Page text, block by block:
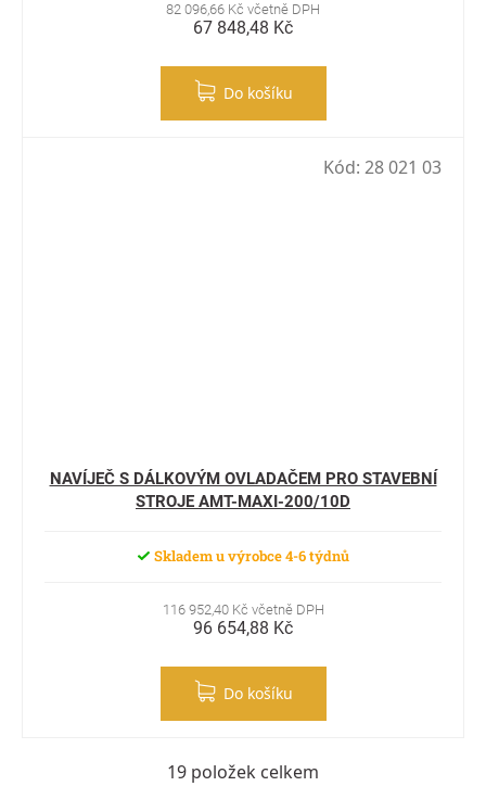
82 096,66 Kč včetně DPH
67 848,48 Kč
Do košíku
NAVÍJEČ S DÁLKOVÝM OVLADAČEM PRO STAVEBNÍ
STROJE AMT-MAXI-200/10D
Skladem u výrobce 4-6 týdnů
116 952,40 Kč včetně DPH
96 654,88 Kč
Do košíku
Kód: 28 021 03
Ovládací prvky výpisu
19 položek celkem